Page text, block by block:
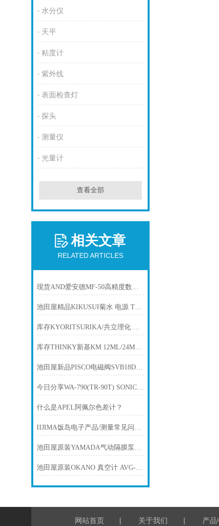
水分仪
天平
粘度计
紫外线
表面检查灯
探头
测量仪
光量计
查看全部
相关文章
RELATED ARTICLES
现货AND爱安德MF-50高精度数字式水分计
池田屋精品KIKUSUI菊水 电源 TOS9301PD产品介绍技术参数
库存KYORITSURIKA/共立理化 氟离子水质测试包WAK-F
库存THINKY新基KM 12ML/24ML/35ML/58ML/300ML/100ML容器罐UG
池田屋新品PISCO电磁阀SVB18D-LB-A100正式发布
今日分享WA-790(TR-90T) SONIC 索尼克用于洁净室的 3D 超声波风速计
什么是APEL阿佩尔色差计？
IIJIMA饭岛电子产品/测量常见问题解答 (Q&A) 溶氧仪ID-160T
池田屋原装YAMADA气动隔膜泵NDP-20BST产品介绍技术参数
池田屋原装OKANO 真空计 AVG-300C11产品介绍技术参数
网站首页 | 关于我们 | 产品